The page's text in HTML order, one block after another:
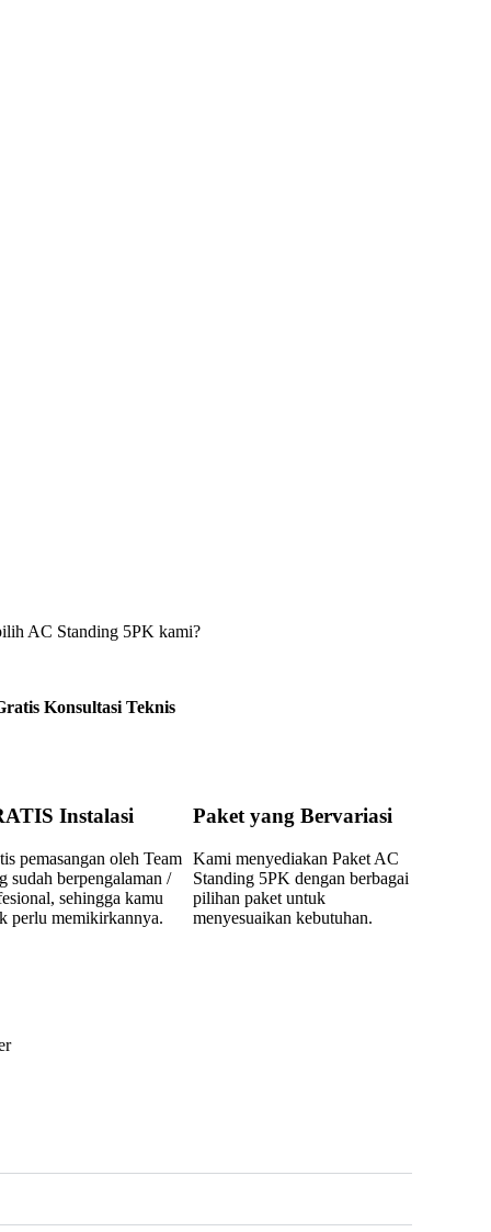
AC Standing 5PK kami?
Konsultasi Teknis
Instalasi
pemasangan oleh Team
sudah berpengalaman /
sehingga kamu
perlu memikirkannya.
Paket yang Bervariasi
Kami menyediakan Paket AC
Standing 5PK dengan berbagai
pilihan paket untuk
menyesuaikan kebutuhan.